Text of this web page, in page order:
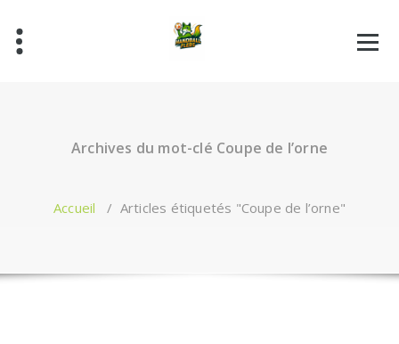
contenu
Archives du mot-clé Coupe de l’orne
Accueil / Articles étiquetés "Coupe de l’orne"